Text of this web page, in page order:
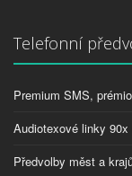
Telefonní
Premium SMS,
Audiotexové linky
Předvolby měst a